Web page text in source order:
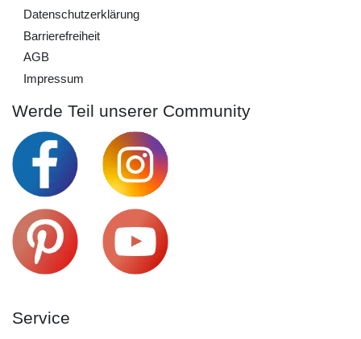
Daten­schutz­erklärung
Barrierefreiheit
AGB
Impressum
Werde Teil unserer Community
Service